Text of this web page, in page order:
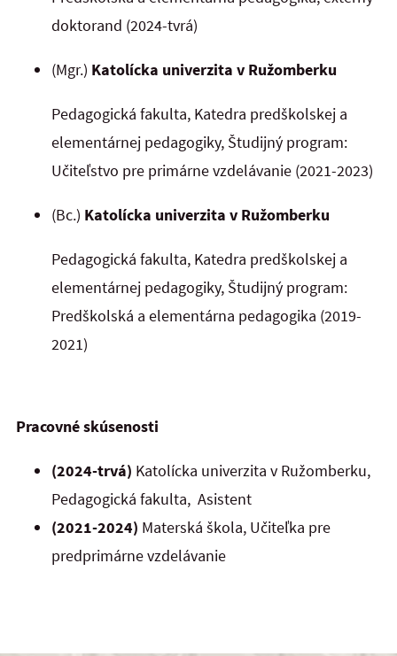
doktorand (2024-tvrá)
(Mgr.) Katolícka univerzita v Ružomberku
Pedagogická fakulta, Katedra predškolskej a
elementárnej pedagogiky, Študijný program:
Učiteľstvo pre primárne vzdelávanie (2021-2023)
(Bc.) Katolícka univerzita v Ružomberku
Pedagogická fakulta, Katedra predškolskej a
elementárnej pedagogiky, Študijný program:
Predškolská a elementárna pedagogika (2019-
2021)
Pracovné skúsenosti
(2024-trvá) Katolícka univerzita v Ružomberku,
Pedagogická fakulta, Asistent
(2021-2024) Materská škola, Učiteľka pre
predprimárne vzdelávanie